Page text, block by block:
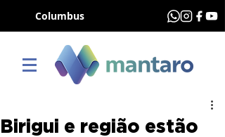
Columbus
Birigui e região estão